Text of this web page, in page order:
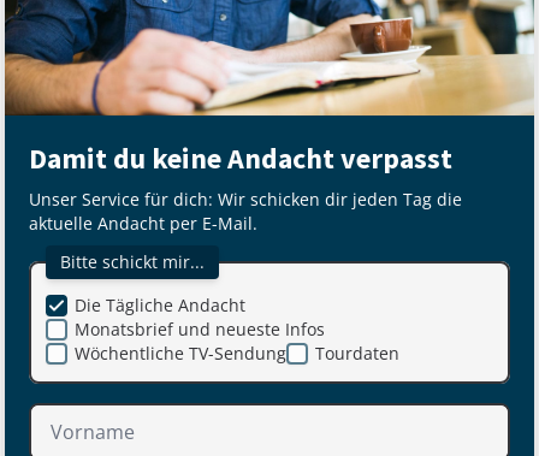
Damit du keine Andacht verpasst
Unser Service für dich: Wir schicken dir jeden Tag die
aktuelle Andacht per E-Mail.
Bitte schickt mir...
Monatsbrief und neueste Infos
Die Tägliche Andacht
Wöchentliche TV-Sendung Tourdaten